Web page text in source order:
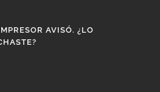
AVISÓ. ¿LO